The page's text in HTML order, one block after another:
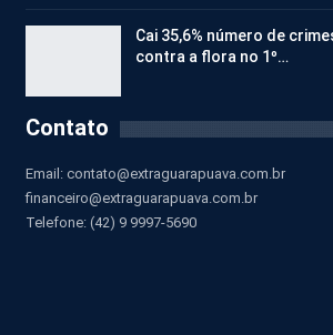
Cai 35,6% número de
contra a flora no 1º…
Contato
Email: contato@extraguarapuava.com.br
financeiro@extraguarapuava.com.br
Telefone: (42) 9 9997-5690